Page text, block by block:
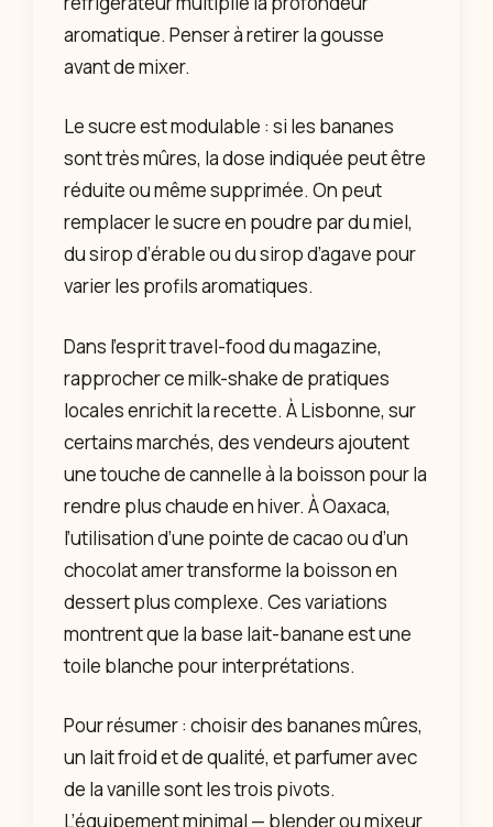
aromatique. Penser à retirer la gousse
avant de mixer.
Le sucre est modulable : si les bananes
sont très mûres, la dose indiquée peut être
réduite ou même supprimée. On peut
remplacer le sucre en poudre par du miel,
du sirop d’érable ou du sirop d’agave pour
varier les profils aromatiques.
Dans l’esprit travel-food du magazine,
rapprocher ce milk-shake de pratiques
locales enrichit la recette. À Lisbonne, sur
certains marchés, des vendeurs ajoutent
une touche de cannelle à la boisson pour la
rendre plus chaude en hiver. À Oaxaca,
l’utilisation d’une pointe de cacao ou d’un
chocolat amer transforme la boisson en
dessert plus complexe. Ces variations
montrent que la base lait-banane est une
toile blanche pour interprétations.
Pour résumer : choisir des bananes mûres,
un lait froid et de qualité, et parfumer avec
de la vanille sont les trois pivots.
L’équipement minimal — blender ou mixeur